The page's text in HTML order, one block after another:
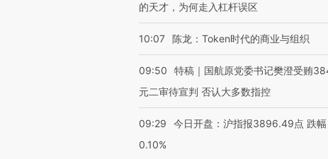
的天才，为何走入杠杆误区
10:07 陈龙：Token时代的商业与组织
09:50
特稿｜国航原党委书记樊澄受贿
元二审待宣判 否认大多数指控
09:29
今日开盘：沪指报3896.49点 跌幅
0.10%